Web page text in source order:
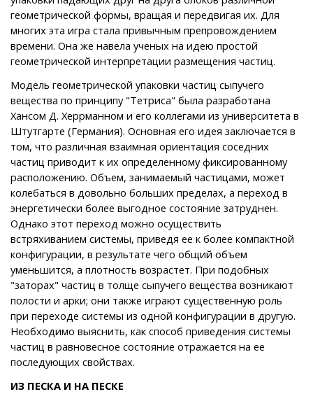
геометрической формы, вращая и передвигая их. Для
многих эта игра стала привычным препровождением
времени. Она же навела ученых на идею простой
геометрической интерпретации размещения частиц.
Модель геометрической упаковки частиц сыпучего
вещества по принципу "Тетриса" была разработана
Хансом Д. Херрманном и его коллегами из университета в
Штутгарте (Германия). Основная его идея заключается в
том, что различная взаимная ориентация соседних
частиц приводит к их определенному фиксированному
расположению. Объем, занимаемый частицами, может
колебаться в довольно больших пределах, а переход в
энергетически более выгодное состояние затруднен.
Однако этот переход можно осуществить
встряхиванием системы, приведя ее к более компактной
конфигурации, в результате чего общий объем
уменьшится, а плотность возрастет. При подобных
"заторах" частиц в толще сыпучего вещества возникают
полости и арки; они также играют существенную роль
при переходе системы из одной конфигурации в другую.
Необходимо выяснить, как способ приведения системы
частиц в равновесное состояние отражается на ее
последующих свойствах.
ИЗ ПЕСКА И НА ПЕСКЕ